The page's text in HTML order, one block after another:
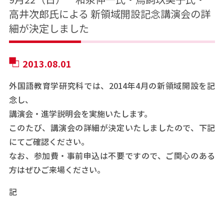
高井次郎氏による 新領域開設記念講演会の詳
細が決定しました
2013.08.01
外国語教育学研究科では、2014年4月の新領域開設を記
念し、
講演会・進学説明会を実施いたします。
このたび、講演会の詳細が決定いたしましたので、下記
にてご確認ください。
なお、参加費・事前申込は不要ですので、ご関心のある
方はぜひご来場ください。
記